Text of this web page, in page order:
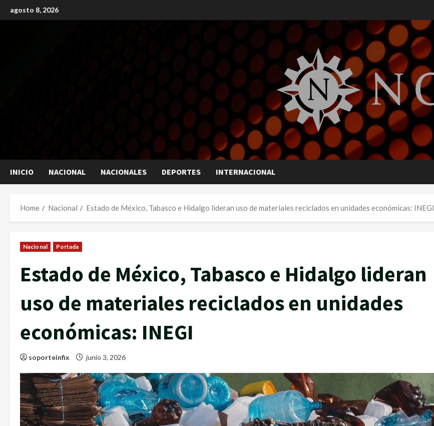
to
agosto 8, 2026
INICIO NACIONAL NACIONALES DEPORTES INTERNACIONAL
Home Nacional Estado de México, Tabasco e Hidalgo lideran uso de materiales reciclados en unidades económicas: INEGI
Nacional Portada
Estado de México, Tabasco e Hidalgo lideran
uso de materiales reciclados en unidades
económicas: INEGI
soporteinfix junio 3, 2026